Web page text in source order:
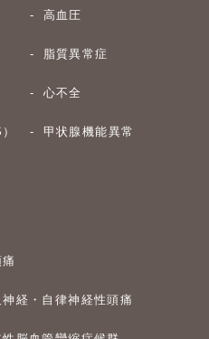
高血圧
脂質異常症
心不全
甲状腺機能異常
神経・自律神経性頭痛